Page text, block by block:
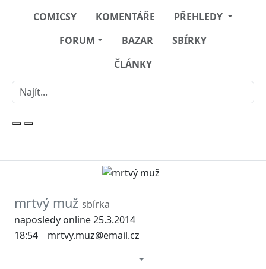
COMICSY KOMENTÁŘE
PŘEHLEDY
FORUM
BAZAR
SBÍRKY
ČLÁNKY
mrtvý muž sbírka
naposledy online 25.3.2014
18:54
mrtvy.muz@email.cz